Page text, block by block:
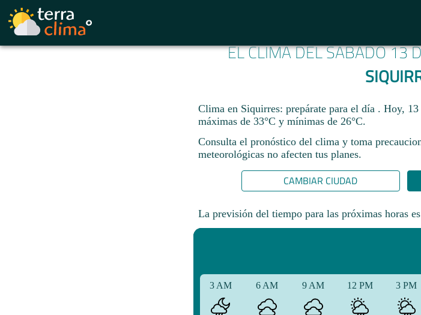
EL CLIMA DEL SÁBADO 13
Clima en Siquirres: prepárate para el día . Hoy,
máximas de 33°C y mínimas de 26°C.
Consulta el pronóstico del clima y toma
meteorológicas no afecten tus planes.​
CAMBIAR CIUDAD
La previsión del tiempo para las próximas horas
3 AM 6 AM 9 AM 12 PM 3 PM